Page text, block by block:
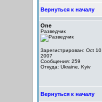
Вернуться к началу
One
Разведчик
Зарегистрирован: Oct 10,
2007
Сообщения: 259
Откуда: Ukraine, Kyiv
Вернуться к началу